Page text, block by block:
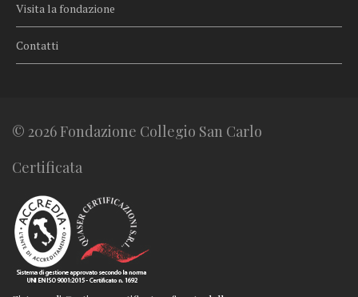
Visita la fondazione
Contatti
© 2026 Fondazione Collegio San Carlo
Certificata